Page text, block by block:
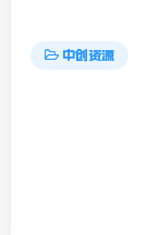
中创资源